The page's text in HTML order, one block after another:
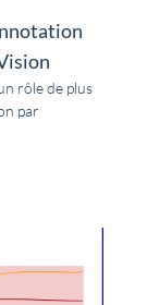
rôle de plus
par